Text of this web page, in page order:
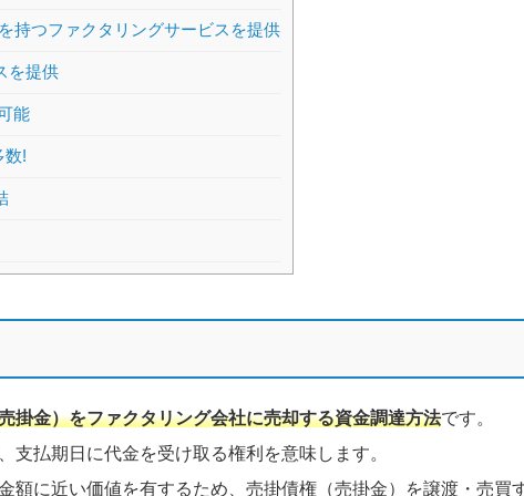
持つファクタリングサービスを提供
を提供
能
数!
掛金）をファクタリング会社に売却する資金調達方法です。
払期日に代金を受け取る権利を意味します。
額に近い価値を有するため、売掛債権（売掛金）を譲渡・売買